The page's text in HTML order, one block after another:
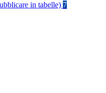
in tabelle) 7